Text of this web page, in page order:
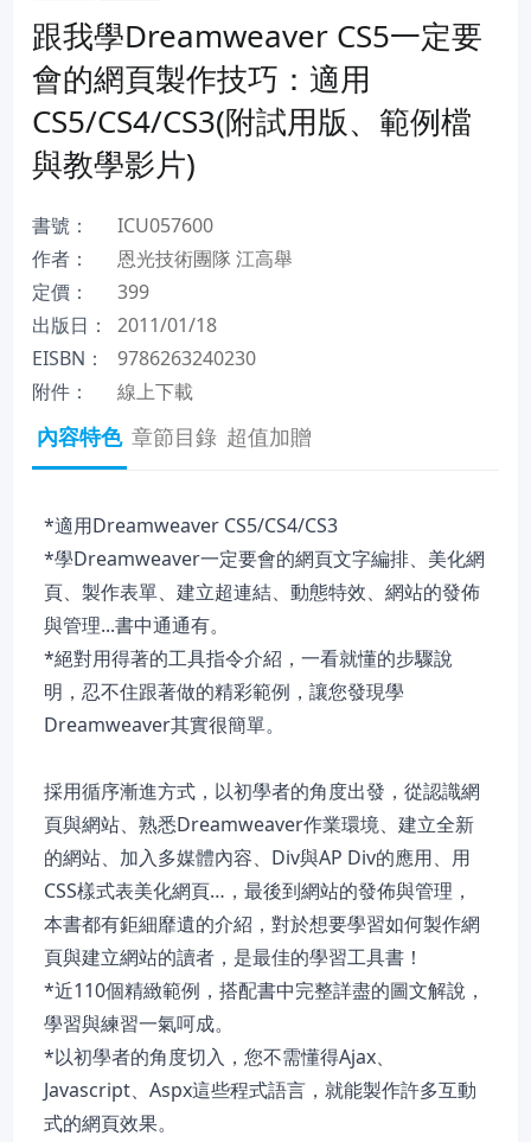
跟我學Dreamweaver CS5一定要
會的網頁製作技巧：適用
CS5/CS4/CS3(附試用版、範例檔
與教學影片)
書號：
ICU057600
作者：
恩光技術團隊 江高舉
定價：
399
出版日：
2011/01/18
EISBN：
9786263240230
附件：
線上下載
內容特色 章節目錄 超值加贈
*適用Dreamweaver CS5/CS4/CS3
*學Dreamweaver一定要會的網頁文字編排、美化網
頁、製作表單、建立超連結、動態特效、網站的發佈
與管理...書中通通有。
*絕對用得著的工具指令介紹，一看就懂的步驟說
明，忍不住跟著做的精彩範例，讓您發現學
Dreamweaver其實很簡單。
採用循序漸進方式，以初學者的角度出發，從認識網
頁與網站、熟悉Dreamweaver作業環境、建立全新
的網站、加入多媒體內容、Div與AP Div的應用、用
CSS樣式表美化網頁…，最後到網站的發佈與管理，
本書都有鉅細靡遺的介紹，對於想要學習如何製作網
頁與建立網站的讀者，是最佳的學習工具書！
*近110個精緻範例，搭配書中完整詳盡的圖文解說，
學習與練習一氣呵成。
*以初學者的角度切入，您不需懂得Ajax、
Javascript、Aspx這些程式語言，就能製作許多互動
式的網頁效果。